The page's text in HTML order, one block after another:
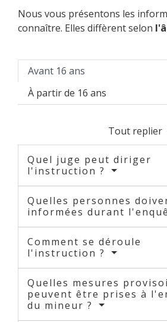
Nous vous présentons les
connaître. Elles diffèrent selon
Avant 16 ans
À partir de 16 ans
Tout replier
Quel juge peut diriger
l'instruction ?
Quelles personnes
informées durant
Comment se déroule
l'instruction ?
Quelles mesures
peuvent être prises à
du mineur ?